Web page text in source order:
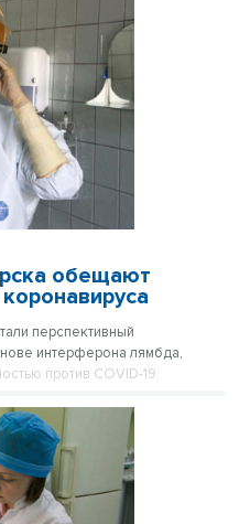
обещают
перспективный
интерферона лямбда,
против COVID-19.